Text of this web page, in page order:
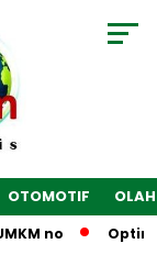
OTOMOTIF
no